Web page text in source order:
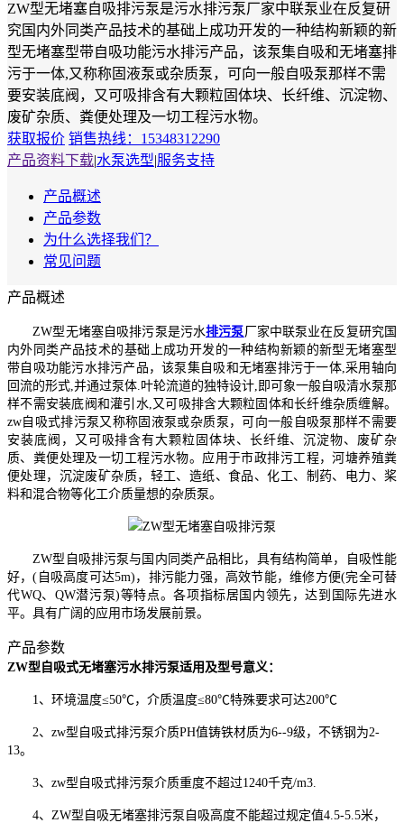
ZW型无堵塞自吸排污泵是污水排污泵厂家中联泵业在反复研
究国内外同类产品技术的基础上成功开发的一种结构新颖的新
型无堵塞型带自吸功能污水排污产品，该泵集自吸和无堵塞排
污于一体,又称称固液泵或杂质泵，可向一般自吸泵那样不需
要安装底阀，又可吸排含有大颗粒固体块、长纤维、沉淀物、
废矿杂质、粪便处理及一切工程污水物。
获取报价 销售热线：15348312290
产品资料下载|水泵选型|服务支持
产品概述
产品参数
为什么选择我们？
常见问题
产品概述
ZW型无堵塞自吸排污泵是污水排污泵厂家中联泵业在反复研究国
内外同类产品技术的基础上成功开发的一种结构新颖的新型无堵塞型
带自吸功能污水排污产品，该泵集自吸和无堵塞排污于一体,采用轴向
回流的形式,并通过泵体.叶轮流道的独特设计,即可象一般自吸清水泵那
样不需安装底阀和灌引水,又可吸排含大颗粒固体和长纤维杂质缠解。
zw自吸式排污泵又称称固液泵或杂质泵，可向一般自吸泵那样不需要
安装底阀，又可吸排含有大颗粒固体块、长纤维、沉淀物、废矿杂
质、粪便处理及一切工程污水物。应用于市政排污工程，河塘养殖粪
便处理，沉淀废矿杂质，轻工、造纸、食品、化工、制药、电力、桨
料和混合物等化工介质量想的杂质泵。
ZW型自吸排污泵与国内同类产品相比，具有结构简单，自吸性能
好，(自吸高度可达5m)，排污能力强，高效节能，维修方便(完全可替
代WQ、QW潜污泵)等特点。各项指标居国内领先，达到国际先进水
平。具有广阔的应用市场发展前景。
产品参数
ZW型自吸式无堵塞污水排污泵适用及型号意义：
1、环境温度≤50℃，介质温度≤80℃特殊要求可达200℃
2、zw型自吸式排污泵介质PH值铸铁材质为6--9级，不锈钢为2-
13。
3、zw型自吸式排污泵介质重度不超过1240千克/m3.
4、ZW型自吸无堵塞排污泵自吸高度不能超过规定值4.5-5.5米，